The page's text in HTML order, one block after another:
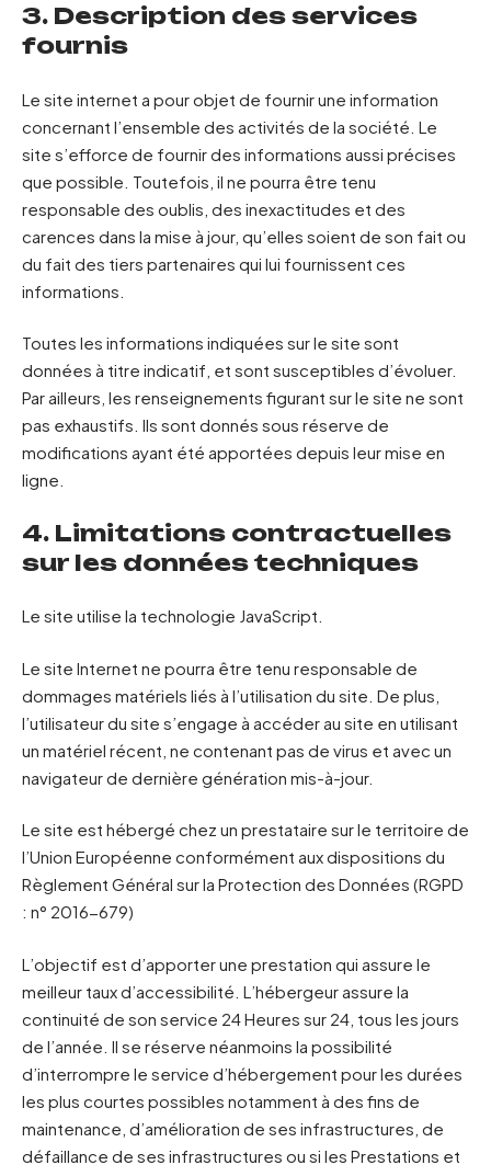
3. Description des services
fournis
Le site internet a pour objet de fournir une information
concernant l’ensemble des activités de la société. Le
site s’efforce de fournir des informations aussi précises
que possible. Toutefois, il ne pourra être tenu
responsable des oublis, des inexactitudes et des
carences dans la mise à jour, qu’elles soient de son fait ou
du fait des tiers partenaires qui lui fournissent ces
informations.
Toutes les informations indiquées sur le site sont
données à titre indicatif, et sont susceptibles d’évoluer.
Par ailleurs, les renseignements figurant sur le site ne sont
pas exhaustifs. Ils sont donnés sous réserve de
modifications ayant été apportées depuis leur mise en
ligne.
4. Limitations contractuelles
sur les données techniques
Le site utilise la technologie JavaScript.
Le site Internet ne pourra être tenu responsable de
dommages matériels liés à l’utilisation du site. De plus,
l’utilisateur du site s’engage à accéder au site en utilisant
un matériel récent, ne contenant pas de virus et avec un
navigateur de dernière génération mis-à-jour.
Le site est hébergé chez un prestataire sur le territoire de
l’Union Européenne conformément aux dispositions du
Règlement Général sur la Protection des Données (RGPD
: n° 2016-679)
L’objectif est d’apporter une prestation qui assure le
meilleur taux d’accessibilité. L’hébergeur assure la
continuité de son service 24 Heures sur 24, tous les jours
de l’année. Il se réserve néanmoins la possibilité
d’interrompre le service d’hébergement pour les durées
les plus courtes possibles notamment à des fins de
maintenance, d’amélioration de ses infrastructures, de
défaillance de ses infrastructures ou si les Prestations et